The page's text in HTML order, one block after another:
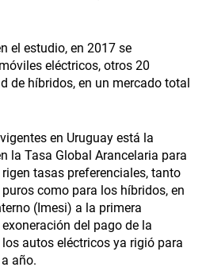
el estudio, en 2017 se
eléctricos, otros 20
de híbridos, en un mercado total
en Uruguay está la
la Tasa Global Arancelaria para
tasas preferenciales, tanto
como para los híbridos, en
(Imesi) a la primera
del pago de la
autos eléctricos ya rigió para
año.